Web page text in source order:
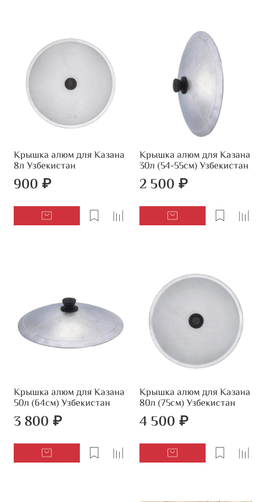
Крышка алюм для Казана
8л Узбекистан
900 ₽
Крышка алюм для Казана
30л (54-55см) Узбекистан
2 500 ₽
Крышка алюм для Казана
50л (64см) Узбекистан
3 800 ₽
Крышка алюм для Казана
80л (75см) Узбекистан
4 500 ₽